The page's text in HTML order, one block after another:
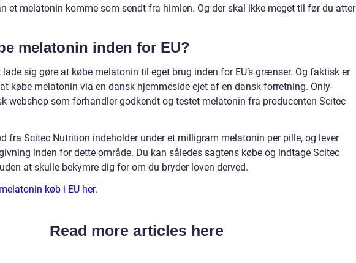
et melatonin komme som sendt fra himlen. Og der skal ikke meget til før du atter
melatonin inden for EU?
sig gøre at købe melatonin til eget brug inden for EU’s grænser. Og faktisk er
købe melatonin via en dansk hjemmeside ejet af en dansk forretning. Only-
webshop som forhandler godkendt og testet melatonin fra producenten Scitec
fra Scitec Nutrition indeholder under et milligram melatonin per pille, og lever
inden for dette område. Du kan således sagtens købe og indtage Scitec
at skulle bekymre dig for om du bryder loven derved.
melatonin køb i EU her.
Read more articles here